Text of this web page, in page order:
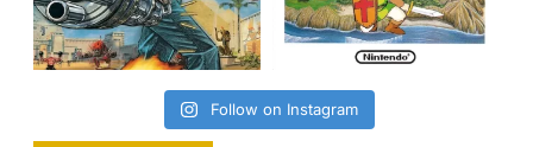
Follow on Instagram